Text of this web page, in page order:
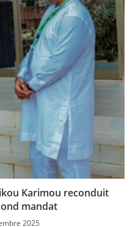
Karimou reconduit
mandat
2025